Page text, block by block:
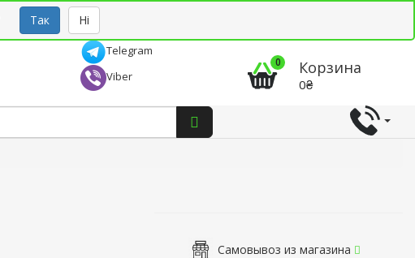
Так Ні
Telegram
Viber
0 Корзина
0₴
Самовывоз из магазина